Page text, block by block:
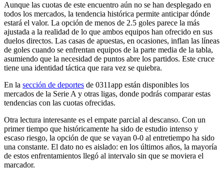
Aunque las cuotas de este encuentro aún no se han desplegado en
todos los mercados, la tendencia histórica permite anticipar dónde
estará el valor. La opción de menos de 2.5 goles parece la más
ajustada a la realidad de lo que ambos equipos han ofrecido en sus
duelos directos. Las casas de apuestas, en ocasiones, inflan las líneas
de goles cuando se enfrentan equipos de la parte media de la tabla,
asumiendo que la necesidad de puntos abre los partidos. Este cruce
tiene una identidad táctica que rara vez se quiebra.
En la sección de deportes de 0311app están disponibles los
mercados de la Serie A y otras ligas, donde podrás comparar estas
tendencias con las cuotas ofrecidas.
Otra lectura interesante es el empate parcial al descanso. Con un
primer tiempo que históricamente ha sido de estudio intenso y
escaso riesgo, la opción de que se vayan 0-0 al entretiempo ha sido
una constante. El dato no es aislado: en los últimos años, la mayoría
de estos enfrentamientos llegó al intervalo sin que se moviera el
marcador.